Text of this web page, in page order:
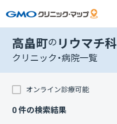
高畠町の リウマチ科
クリニック・病院一覧
オンライン診療可能
0 件の検索結果